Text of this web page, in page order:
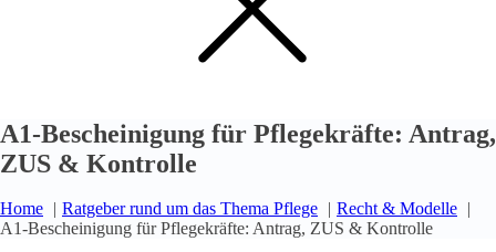
A1-Bescheinigung für Pflegekräfte: Antrag,
ZUS & Kontrolle
Home Ratgeber rund um das Thema Pflege
Recht & Modelle
A1-Bescheinigung für Pflegekräfte: Antrag, ZUS & Kontrolle